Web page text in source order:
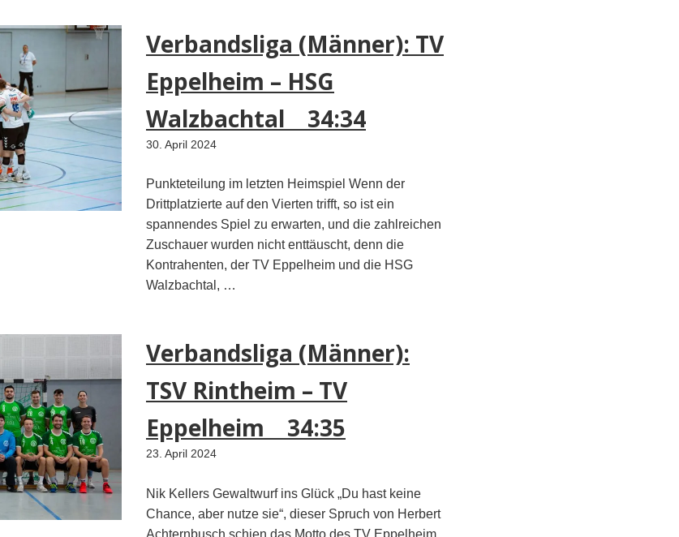
Verbandsliga (Männer): TV
Eppelheim – HSG
Walzbachtal 34:34
30. April 2024
Punkteteilung im letzten Heimspiel Wenn der
Drittplatzierte auf den Vierten trifft, so ist ein
spannendes Spiel zu erwarten, und die zahlreichen
Zuschauer wurden nicht enttäuscht, denn die
Kontrahenten, der TV Eppelheim und die HSG
Walzbachtal, …
Verbandsliga (Männer):
TSV Rintheim – TV
Eppelheim 34:35
23. April 2024
Nik Kellers Gewaltwurf ins Glück „Du hast keine
Chance, aber nutze sie“, dieser Spruch von Herbert
Achternbusch schien das Motto des TV Eppelheim